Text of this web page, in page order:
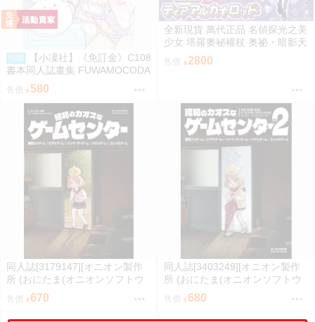
預購
【小凜社】《免訂金》C108
書本同人誌畫集 FUWAMOCODA
YS6 イコモチ hololive
580
全新現貨 萬代正品 名偵探光之美
少女 塔羅奧秘權杖 奥祕・暗影天
使 權杖 法杖 魔法棒 變身器 森亞
露露卡
2800
同人誌[3179147][オニオン製作
所 (おにたま(オニオンソフトウ
ェア))]昭和のカオスなゲームセ
ンター (其他)
售價 670
同人誌[3403249][オニオン製作
所 (おにたま(オニオンソフトウ
ェア))]昭和のカオスなゲームセ
ンター PART 2 (其他)
售價 680